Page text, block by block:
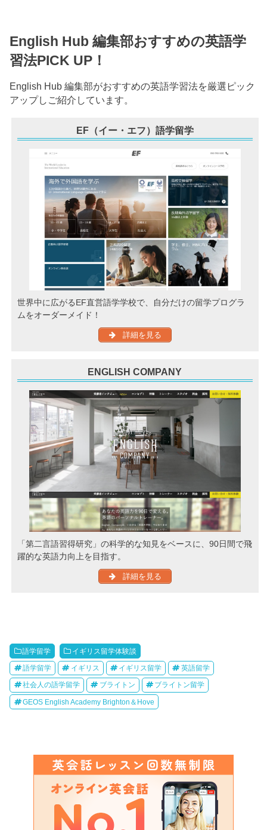
English Hub 編集部おすすめの英語学
習法PICK UP！
English Hub 編集部がおすすめの英語学習法を厳選ピック
アップしご紹介しています。
EF（イー・エフ）語学留学
世界中に広がるEF直営語学学校で、自分だけの留学プログラ
ムをオーダーメイド！
詳細を見る
ENGLISH COMPANY
「第二言語習得研究」の科学的な知見をベースに、90日間で飛
躍的な英語力向上を目指す。
詳細を見る
語学留学 イギリス留学体験談
語学留学 イギリス イギリス留学 英語留学
社会人の語学留学 ブライトン ブライトン留学
GEOS English Academy Brighton＆Hove